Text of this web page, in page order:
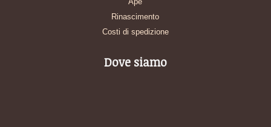
Rinascimento
Costi di spedizione
Dove siamo